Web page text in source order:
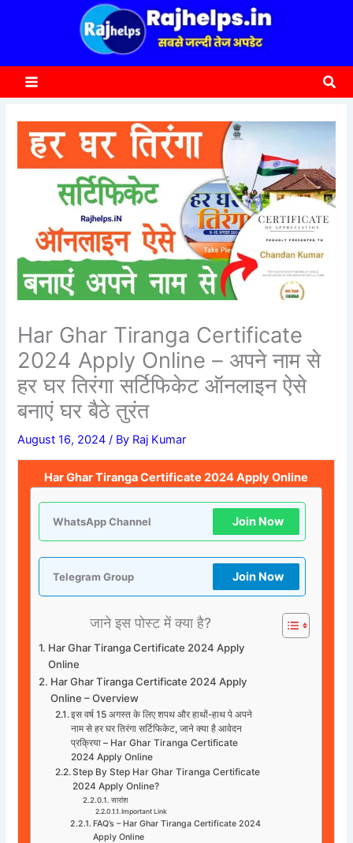
Har Ghar Tiranga Certificate
2024 Apply Online – अपने नाम से
हर घर तिरंगा सर्टिफिकेट ऑनलाइन ऐसे
बनाएं घर बैठे तुरंत
August 16, 2024/ By Raj Kumar
Har Ghar Tiranga Certificate 2024 Apply Online
WhatsApp Channel Join Now
Telegram Group Join Now
जाने इस पोस्ट में क्या है?
Har Ghar Tiranga Certificate 2024 Apply
Online
Har Ghar Tiranga Certificate 2024 Apply
Online – Overview
इस वर्ष 15 अगस्त के लिए शपथ और हाथों-हाथ पे अपने
नाम से हर घर तिरंगा सर्टिफिकेट, जाने क्या है आवेदन
प्रक्रिया – Har Ghar Tiranga Certificate
2024 Apply Online
Step By Step Har Ghar Tiranga Certificate
2024 Apply Online?
सारांश
Important Link
FAQ’s – Har Ghar Tiranga Certificate 2024
Apply Online
c